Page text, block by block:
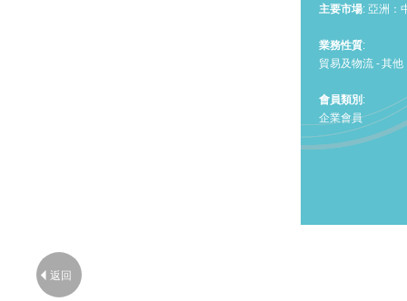
主要市場: 亞洲：
業務性質:
貿易及物流 - 其他
會員類別 :
企業會員
返回